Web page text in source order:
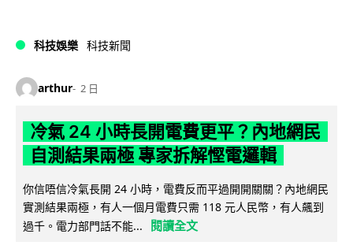
科技娛樂 科技新聞
arthur 2 日
冷氣 24 小時長開電費更平？內地網民
自測結果兩極 專家拆解慳電邏輯
你信唔信冷氣長開 24 小時，電費反而平過開開關關？內地網民
實測結果兩極，有人一個月電費只需 118 元人民幣，有人飆到
過千。電力部門話不能...
閱讀全文